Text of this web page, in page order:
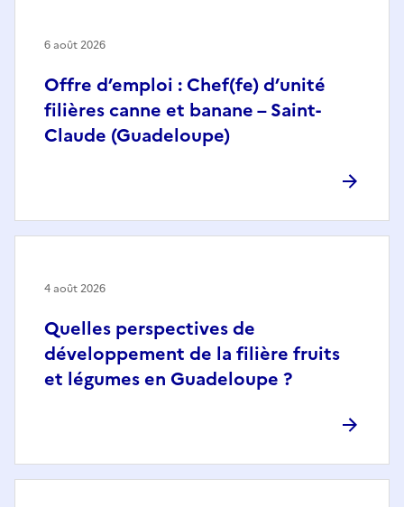
Offre d’emploi : Chef(fe) d’unité
filières canne et banane – Saint-
Claude (Guadeloupe)
6 août 2026
Quelles perspectives de
développement de la filière fruits
et légumes en Guadeloupe ?
4 août 2026